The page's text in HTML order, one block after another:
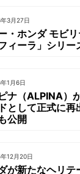
3月27日
・ホンダ モビ
フィーラ」シリ
1月6日
ナ（ALPINA）
として正式に再
公開
12月20日
が新たなヘリテ